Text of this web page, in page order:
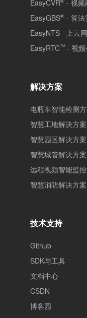
EasyCVR
- 视频
EasyGBS® - 算法
EasyNTS - 上云
EasyRTC™ - 视
解决方案
电瓶车智能检测
智慧工地解决方案
智慧园区解决方案
智慧城管解决方案
远程视频智能监
智慧消防解决方案
技术支持
Github
SDK与工具
文档中心
CSDN
博客园